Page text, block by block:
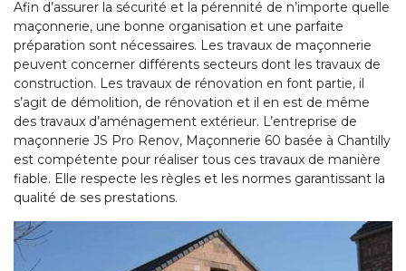
Afin d’assurer la sécurité et la pérennité de n’importe quelle
maçonnerie, une bonne organisation et une parfaite
préparation sont nécessaires. Les travaux de maçonnerie
peuvent concerner différents secteurs dont les travaux de
construction. Les travaux de rénovation en font partie, il
s’agit de démolition, de rénovation et il en est de même
des travaux d’aménagement extérieur. L’entreprise de
maçonnerie JS Pro Renov, Maçonnerie 60 basée à Chantilly
est compétente pour réaliser tous ces travaux de manière
fiable. Elle respecte les règles et les normes garantissant la
qualité de ses prestations.